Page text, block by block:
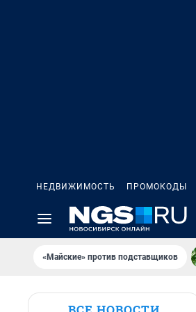
НЕДВИЖИМОСТЬ ПРОМОКОДЫ
«Майские» против подставщиков